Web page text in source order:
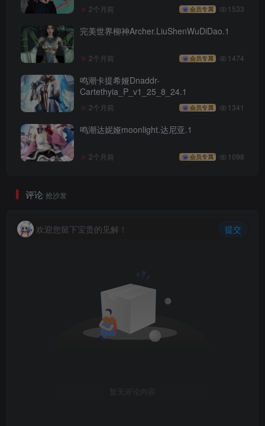
2个月前 会员专属 1533
完美世界柳神Archer.LiuShenWuDiDao.1
2个月前 会员专属 1474
鸣潮卡提希娅Dnaddr-
Cartethyia_P_v1_25_8_24.1
2个月前 会员专属 1341
鸣潮达妮娅moonlight.达尼亚.1
2个月前 会员专属 1098
评论 抢沙发
欢迎您留下宝贵的见解！ 提交
暂无评论内容